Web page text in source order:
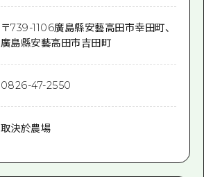
〒739-1106廣島縣安藝高田市幸田町、
廣島縣安藝高田市吉田町
0826-47-2550
取決於農場